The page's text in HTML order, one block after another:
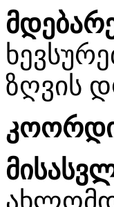
ზღვის